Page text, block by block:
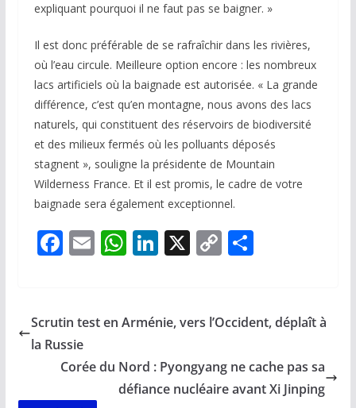
expliquant pourquoi il ne faut pas se baigner. »
Il est donc préférable de se rafraîchir dans les rivières,
où l’eau circule. Meilleure option encore : les nombreux
lacs artificiels où la baignade est autorisée. « La grande
différence, c’est qu’en montagne, nous avons des lacs
naturels, qui constituent des réservoirs de biodiversité
et des milieux fermés où les polluants déposés
stagnent », souligne la présidente de Mountain
Wilderness France. Et il est promis, le cadre de votre
baignade sera également exceptionnel.
F
b
o
o
k
E
l
W
s
p
p
Li
e
n
X C
y
n
k
P
g
Scrutin test en Arménie, vers l’Occident, déplaît à
la Russie
Corée du Nord : Pyongyang ne cache pas sa
défiance nucléaire avant Xi Jinping